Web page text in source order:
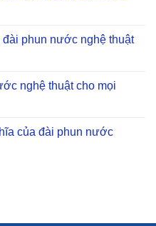
đài phun nước nghệ thuật
nghệ thuật cho mọi
của đài phun nước